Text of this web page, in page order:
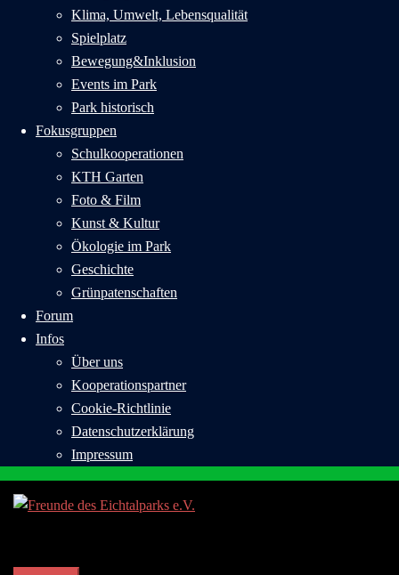
Klima, Umwelt, Lebensqualität
Spielplatz
Bewegung&Inklusion
Events im Park
Park historisch
Fokusgruppen
Schulkooperationen
KTH Garten
Foto & Film
Kunst & Kultur
Ökologie im Park
Geschichte
Grünpatenschaften
Forum
Infos
Über uns
Kooperationspartner
Cookie-Richtlinie
Datenschutzerklärung
Impressum